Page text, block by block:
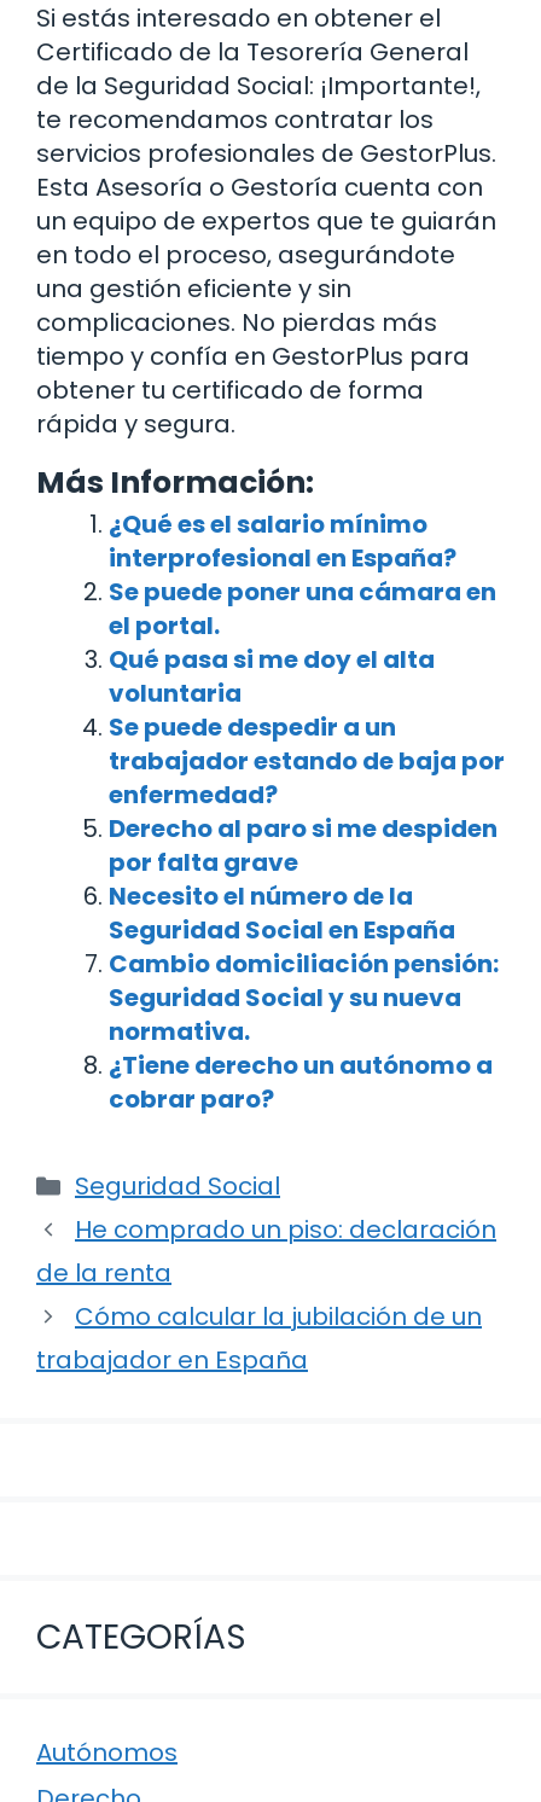
Si estás interesado en obtener el
Certificado de la Tesorería General
de la Seguridad Social: ¡Importante!,
te recomendamos contratar los
servicios profesionales de GestorPlus.
Esta Asesoría o Gestoría cuenta con
un equipo de expertos que te guiarán
en todo el proceso, asegurándote
una gestión eficiente y sin
complicaciones. No pierdas más
tiempo y confía en GestorPlus para
obtener tu certificado de forma
rápida y segura.
Más Información:
¿Qué es el salario mínimo
interprofesional en España?
Se puede poner una cámara en
el portal.
Qué pasa si me doy el alta
voluntaria
Se puede despedir a un
trabajador estando de baja por
enfermedad?
Derecho al paro si me despiden
por falta grave
Necesito el número de la
Seguridad Social en España
Cambio domiciliación pensión:
Seguridad Social y su nueva
normativa.
¿Tiene derecho un autónomo a
cobrar paro?
Categorías
Seguridad Social
Navegación
de
entradas
He comprado un piso: declaración
de la renta
Cómo calcular la jubilación de un
trabajador en España
CATEGORÍAS
Autónomos